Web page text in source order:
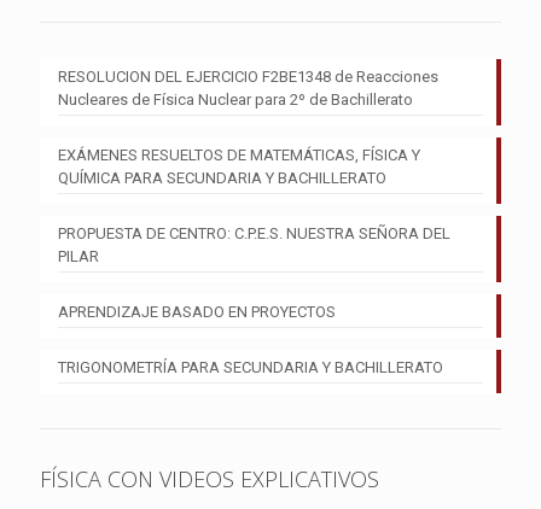
RESOLUCION DEL EJERCICIO F2BE1348 de Reacciones
Nucleares de Física Nuclear para 2º de Bachillerato
EXÁMENES RESUELTOS DE MATEMÁTICAS, FÍSICA Y
QUÍMICA PARA SECUNDARIA Y BACHILLERATO
PROPUESTA DE CENTRO: C.P.E.S. NUESTRA SEÑORA DEL
PILAR
APRENDIZAJE BASADO EN PROYECTOS
TRIGONOMETRÍA PARA SECUNDARIA Y BACHILLERATO
FÍSICA CON VIDEOS EXPLICATIVOS